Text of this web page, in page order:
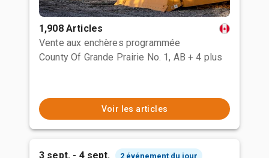
1,908 Articles
Vente aux enchères programmée
County Of Grande Prairie No. 1, AB + 4 plus
Voir les articles
3 sept. - 4 sept. 2 événement du jour